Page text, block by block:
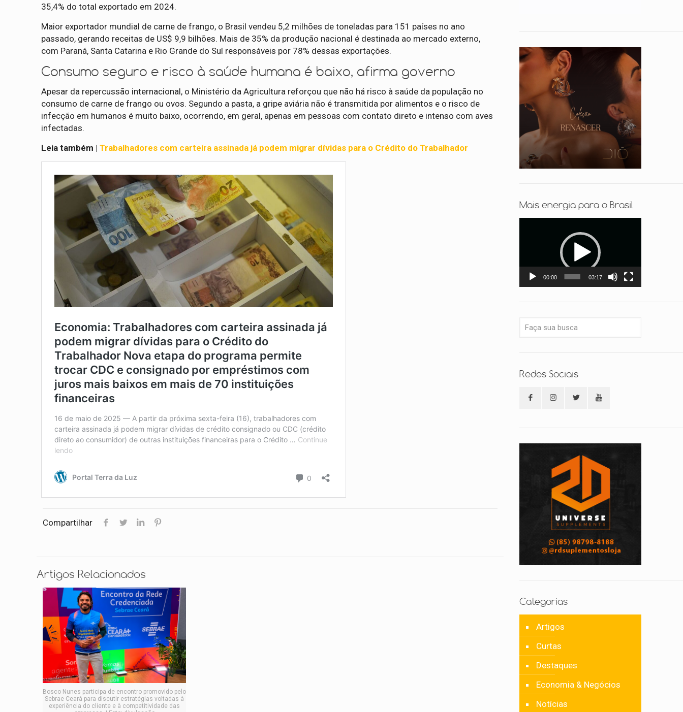
35,4% do total exportado em 2024.
Maior exportador mundial de carne de frango, o Brasil vendeu 5,2 milhões de toneladas para 151 países no ano
passado, gerando receitas de US$ 9,9 bilhões. Mais de 35% da produção nacional é destinada ao mercado externo,
com Paraná, Santa Catarina e Rio Grande do Sul responsáveis por 78% dessas exportações.
Consumo seguro e risco à saúde humana é baixo, afirma governo
Apesar da repercussão internacional, o Ministério da Agricultura reforçou que não há risco à saúde da população no
consumo de carne de frango ou ovos. Segundo a pasta, a gripe aviária não é transmitida por alimentos e o risco de
infecção em humanos é muito baixo, ocorrendo, em geral, apenas em pessoas com contato direto e intenso com aves
infectadas.
Leia também | Trabalhadores com carteira assinada já podem migrar dívidas para o Crédito do Trabalhador
Compartilhar
Artigos Relacionados
Bosco Nunes participa de encontro promovido pelo
Sebrae Ceará para discutir estratégias voltadas à
experiência do cliente e à competitividade das
Mais energia para o Brasil
00:00 03:17
Redes Sociais
Categorias
Artigos
Curtas
Destaques
Economia & Negócios
Notícias